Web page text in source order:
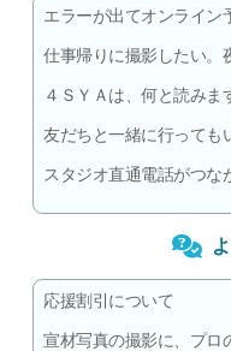
エラーが出てオンライン
仕事帰りに撮影したい。
４ＳＹＡは、何と読みま
友だちと一緒に行っても
スタジオ直通電話がつな
応援割引について
宣材写真の撮影に、プロ